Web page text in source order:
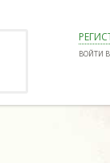
ВОЙТИ В